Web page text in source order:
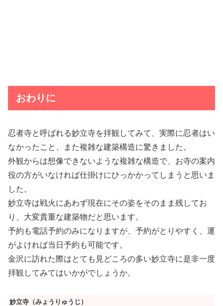
おわりに
忍者寺と呼ばれる妙立寺を拝観してみて、実際に忍者はい
なかったこと、また複雑な建築構造に驚きました。
外観からは想像できないような複雑な構造で、お寺の案内
役の方がいなければ仕掛けにひっかかってしまうと思いま
した。
妙立寺は戦火にあわず現在にその姿をそのまま残してお
り、大変貴重な建築物だと思います。
予約も電話予約のみになりますが、予約がとりやすく、運
がよければ当日予約も可能です。
金沢に訪れた際はとても見どころの多い妙立寺に是非一度
拝観してみてはいかがでしょうか。
妙立寺（みょうりゅうじ）